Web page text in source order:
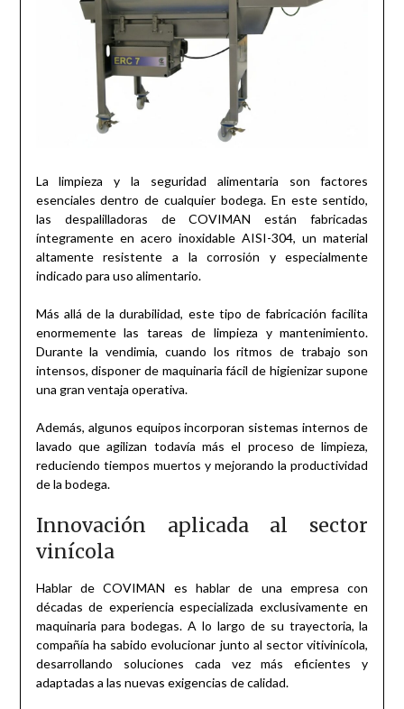
La limpieza y la seguridad alimentaria son factores
esenciales dentro de cualquier bodega. En este sentido,
las despalilladoras de COVIMAN están fabricadas
íntegramente en acero inoxidable AISI-304, un material
altamente resistente a la corrosión y especialmente
indicado para uso alimentario.
Más allá de la durabilidad, este tipo de fabricación facilita
enormemente las tareas de limpieza y mantenimiento.
Durante la vendimia, cuando los ritmos de trabajo son
intensos, disponer de maquinaria fácil de higienizar supone
una gran ventaja operativa.
Además, algunos equipos incorporan sistemas internos de
lavado que agilizan todavía más el proceso de limpieza,
reduciendo tiempos muertos y mejorando la productividad
de la bodega.
Innovación aplicada al sector
vinícola
Hablar de COVIMAN es hablar de una empresa con
décadas de experiencia especializada exclusivamente en
maquinaria para bodegas. A lo largo de su trayectoria, la
compañía ha sabido evolucionar junto al sector vitivinícola,
desarrollando soluciones cada vez más eficientes y
adaptadas a las nuevas exigencias de calidad.